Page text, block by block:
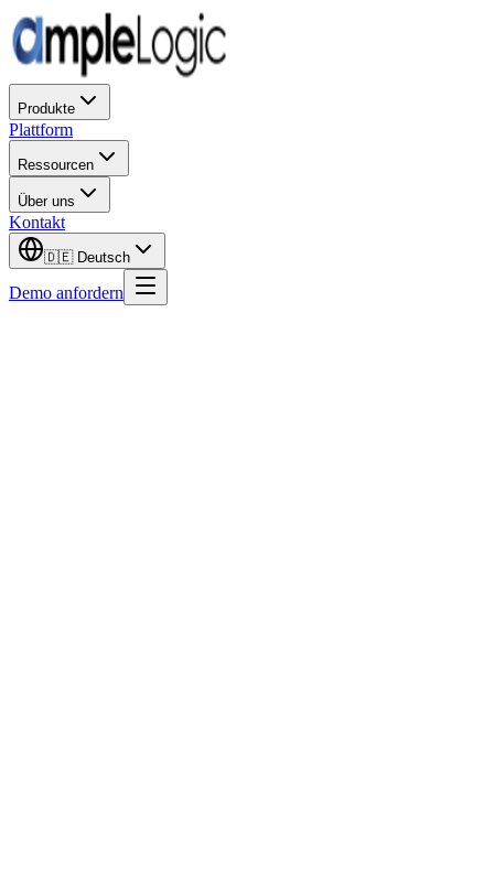
Produkte
Plattform
Ressourcen
Über uns
Kontakt
🇩🇪 Deutsch
Demo anfordern